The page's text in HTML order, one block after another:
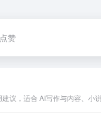
点赞